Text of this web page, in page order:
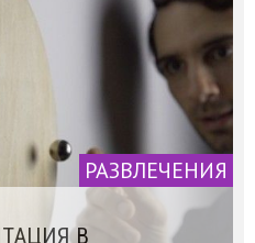
РАЗВЛЕЧЕНИЯ
В